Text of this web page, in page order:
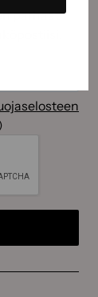
parhaat